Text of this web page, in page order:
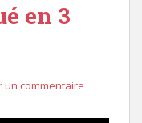
en 3
un commentaire